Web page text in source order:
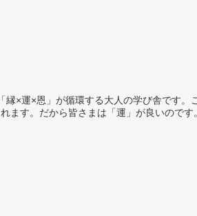
×運×恩」が循環する大人の学び舎です。
ます。だから皆さまは「運」が良いのです